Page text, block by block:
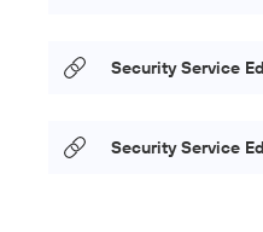
Security Service
Security Service